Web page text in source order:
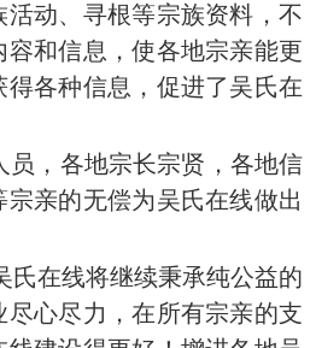
活动、寻根等宗族资料，不
容和信息，使各地宗亲能更
各种信息，促进了吴氏在
，各地宗长宗贤，各地信
亲的无偿为吴氏在线做出
在线将继续秉承纯公益的
尽心尽力，在所有宗亲的支